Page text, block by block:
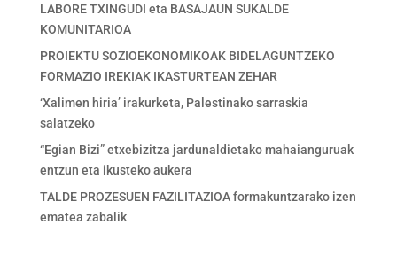
LABORE TXINGUDI eta BASAJAUN SUKALDE
KOMUNITARIOA
PROIEKTU SOZIOEKONOMIKOAK BIDELAGUNTZEKO
FORMAZIO IREKIAK IKASTURTEAN ZEHAR
‘Xalimen hiria’ irakurketa, Palestinako sarraskia
salatzeko
“Egian Bizi” etxebizitza jardunaldietako mahaianguruak
entzun eta ikusteko aukera
TALDE PROZESUEN FAZILITAZIOA formakuntzarako izen
ematea zabalik